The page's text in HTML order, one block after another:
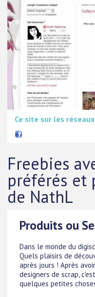
Ce site sur les
Freebies
préférés et
de NathL
Produits ou
Dans le monde du
Quels plaisirs de
après jours ! Après
designers de scrap,
quelques petites